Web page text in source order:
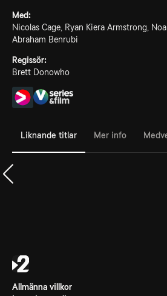
Med:
Nicolas Cage, Ryan Kiera Armstrong,
Abraham Benrubi
Regissör:
Brett Donowho
Liknande titlar Mer info
Allmänna villkor